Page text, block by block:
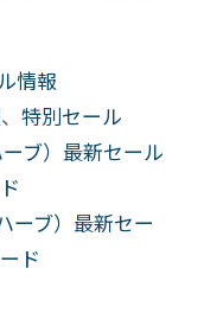
情報
、特別セール
ブ）最新セール
ーブ）最新セー
ド